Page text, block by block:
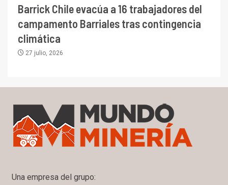
Barrick Chile evacúa a 16 trabajadores del
campamento Barriales tras contingencia
climática
27 julio, 2026
Una empresa del grupo: